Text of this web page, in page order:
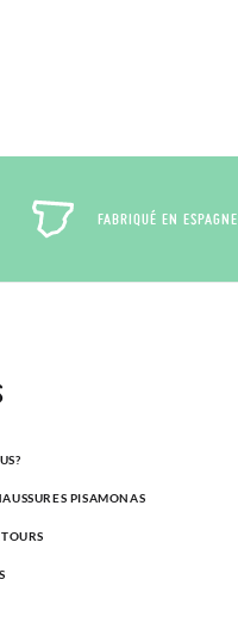
FABRIQUÉ EN ESPAGNE
PISAMONAS